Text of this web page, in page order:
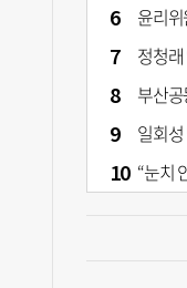
윤리위원
정청래 앞세
부산공동
일회성 넘은 ‘
“눈치 안